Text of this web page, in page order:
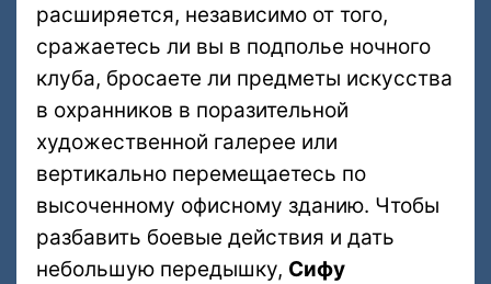
расширяется, независимо от того,
сражаетесь ли вы в подполье ночного
клуба, бросаете ли предметы искусства
в охранников в поразительной
художественной галерее или
вертикально перемещаетесь по
высоченному офисному зданию. Чтобы
разбавить боевые действия и дать
небольшую передышку, Сифу